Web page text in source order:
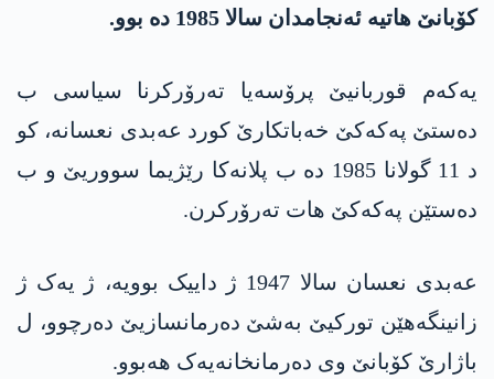
کۆبانێ ھاتیە ئەنجامدان سالا 1985 دە بوو.
یەکەم قوربانیێ پرۆسەیا تەرۆرکرنا سیاسی ب
دەستێ پەکەکێ خەباتکارێ کورد عەبدی نعسانە، کو
د 11 گولانا 1985 دە ب پلانەکا رێژیما سووریێ و ب
دەستێن پەکەکێ ھات تەرۆرکرن.
عەبدی نعسان سالا 1947 ژ داییک بوویە، ژ یەک ژ
زانینگەھێن تورکیێ بەشێ دەرمانسازیێ دەرچوو، ل
باژارێ کۆبانێ وی دەرمانخانەیەک ھەبوو.